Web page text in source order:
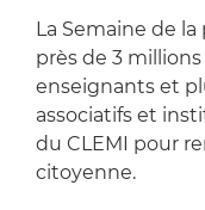
La Semaine de
près de 3
enseignants et
associatifs et
du CLEMI pour
citoyenne.